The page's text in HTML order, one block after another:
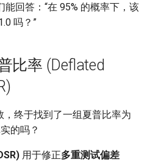
回答：“在 95% 的概率下，该
吗？”
比率 (Deflated
终于找到了一组夏普比率为
的吗？
用于修正多重测试偏差